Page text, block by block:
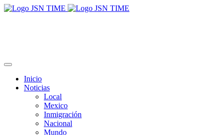
Inicio
Noticias
Local
Mexico
Inmigración
Nacional
Mundo